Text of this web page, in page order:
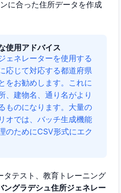
に合った住所データを作成
使用アドバイス
ェネレーターを使用する
応じて対応する都道府県
をお勧めします。これに
、建物名、通り名がより
ものになります。大量の
オでは、バッチ生成機能
のためにCSV形式にエク
タテスト、教育トレーニング
ングラデシュ住所ジェネレー